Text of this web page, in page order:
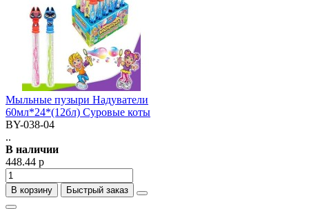
Мыльные пузыри Надуватели
60мл*24*(12бл) Суровые коты
BY-038-04
..
В наличии
448.44 р
В корзину Быстрый заказ